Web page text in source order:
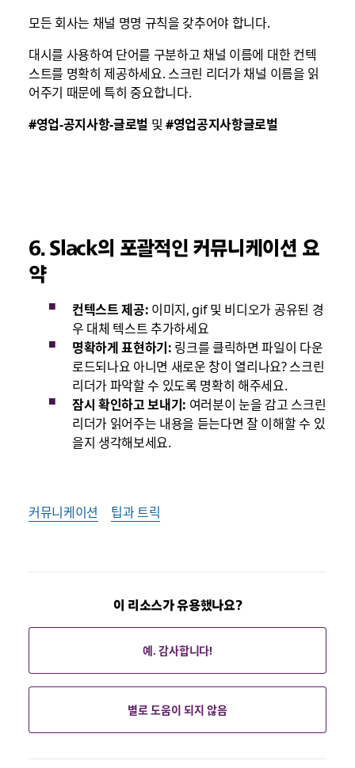
모든 회사는 채널 명명 규칙을 갖추어야 합니다.
대시를 사용하여 단어를 구분하고 채널 이름에 대한 컨텍
스트를 명확히 제공하세요. 스크린 리더가 채널 이름을 읽
어주기 때문에 특히 중요합니다.
#영업-공지사항-글로벌 및#영업공지사항글로벌
6. Slack의 포괄적인 커뮤니케이션 요
약
컨텍스트 제공: 이미지, gif 및 비디오가 공유된 경
우 대체 텍스트 추가하세요
명확하게 표현하기: 링크를 클릭하면 파일이 다운
로드되나요 아니면 새로운 창이 열리나요? 스크린
리더가 파악할 수 있도록 명확히 해주세요.
잠시 확인하고 보내기: 여러분이 눈을 감고 스크린
리더가 읽어주는 내용을 듣는다면 잘 이해할 수 있
을지 생각해보세요.
커뮤니케이션 팁과 트릭
이 리소스가 유용했나요?
예. 감사합니다!
별로 도움이 되지 않음